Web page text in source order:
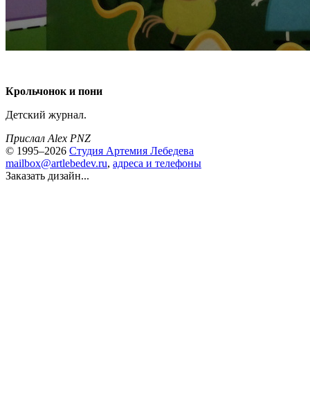
Крольчонок и пони
Детский журнал.
Прислал Alex PNZ
© 1995–2026 Студия Артемия Лебедева
mailbox@artlebedev.ru, адреса и телефоны
Заказать дизайн...